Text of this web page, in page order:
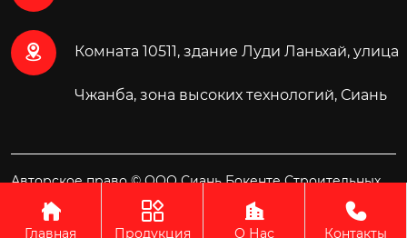
 Комната 10511, здание Луди Ланьхай, улица
Чжанба, зона высоких технологий, Сиань
Авторское право © ООО Сиань Бокенте Строительных
Материалов Технология

Главная

Продукция

О Нас

Контакты